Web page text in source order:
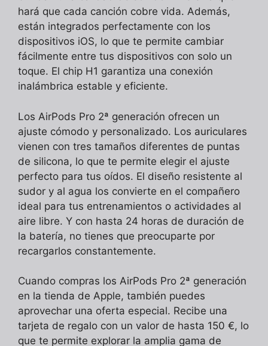
hará que cada canción cobre vida. Además,
están integrados perfectamente con los
dispositivos iOS, lo que te permite cambiar
fácilmente entre tus dispositivos con solo un
toque. El chip H1 garantiza una conexión
inalámbrica estable y eficiente.
Los AirPods Pro 2ª generación ofrecen un
ajuste cómodo y personalizado. Los auriculares
vienen con tres tamaños diferentes de puntas
de silicona, lo que te permite elegir el ajuste
perfecto para tus oídos. El diseño resistente al
sudor y al agua los convierte en el compañero
ideal para tus entrenamientos o actividades al
aire libre. Y con hasta 24 horas de duración de
la batería, no tienes que preocuparte por
recargarlos constantemente.
Cuando compras los AirPods Pro 2ª generación
en la tienda de Apple, también puedes
aprovechar una oferta especial. Recibe una
tarjeta de regalo con un valor de hasta 150 €, lo
que te permite explorar la amplia gama de